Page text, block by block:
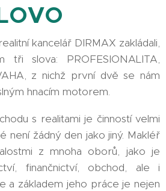
kancelář DIRMAX zakládali,
tři slova: PROFESIONALITA,
z nichž první dvě se nám
hnacím motorem.
s realitami je činností velmi
není žádný den jako jiný. Makléř
z mnoha oborů, jako je
finančnictví, obchod, ale i
a základem jeho práce je nejen